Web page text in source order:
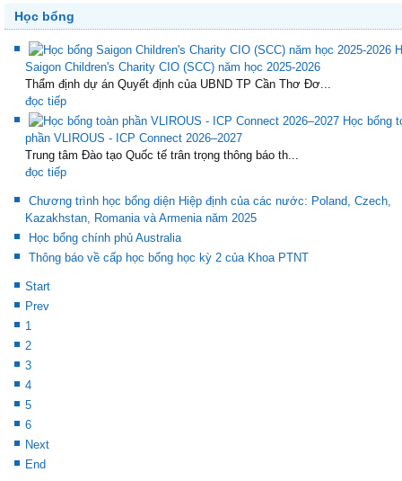
Học bổng
Saigon Children's Charity CIO (SCC) năm học 2025-2026
Thẩm định dự án Quyết định của UBND TP Cần Thơ Đơ...
đọc tiếp
Học bổng
phần VLIROUS - ICP Connect 2026–2027
Trung tâm Đào tạo Quốc tế trân trọng thông báo th...
đọc tiếp
Chương trình học bổng diện Hiệp định của các nước: Poland, Czech,
Kazakhstan, Romania và Armenia năm 2025
Học bổng chính phủ Australia
Thông báo về cấp học bổng học kỳ 2 của Khoa PTNT
Start
Prev
1
2
3
4
5
6
Next
End